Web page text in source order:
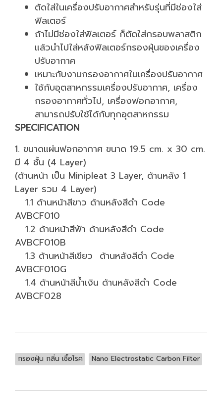
ตัดใส่ในเครื่องปรับอากาศสำหรับรุ่นที่มีช่องใส่
ฟิลเตอร์
ถ้าไม่มีช่องใส่ฟิลเตอร์ ก็ตัดใส่กรอบพลาสติก
แล้วนำไปใส่หลังฟิลเตอร์กรองฝุ่นของเครื่อง
ปรับอากาศ
เหมาะกับงานกรองอากาศในเครื่องปรับอากาศ
ใช้กับอุตสาหกรรมเครื่องปรับอากาศ, เครื่อง
กรองอากาศทั่วไป, เครื่องฟอกอากาศ,
สามารถปรับใช้ได้กับทุกอุตสาหกรรม
SPECIFICATION
1. ขนาดแผ่นฟอกอากาศ ขนาด 19.5 cm. x 30 cm.
มี 4 ชั้น (4 Layer)
(ด้านหน้า เป็น Minipleat 3 Layer, ด้านหลัง 1
Layer รวม 4 Layer)
1.1 ด้านหน้าสีขาว ด้านหลังสีดำ Code
AVBCF010
1.2 ด้านหน้าสีฟ้า ด้านหลังสีดำ Code
AVBCF010B
1.3 ด้านหน้าสีเขียว ด้านหลังสีดำ Code
AVBCF010G
1.4 ด้านหน้าสีน้ำเงิน ด้านหลังสีดำ Code
AVBCF028
กรองฝุ่น กลิ่น เชื้อโรค Nano Electrostatic Carbon Filter